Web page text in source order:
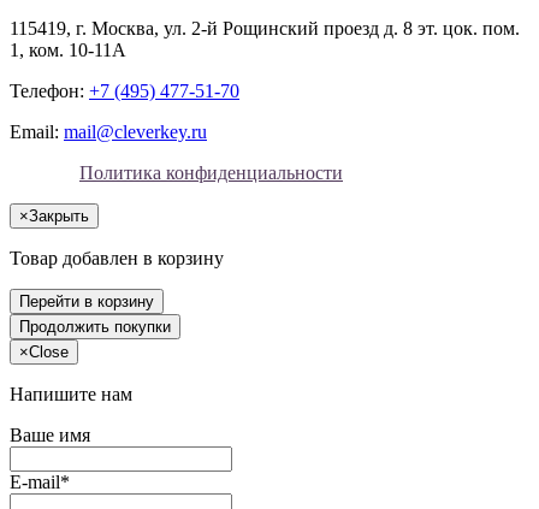
115419, г. Москва, ул. 2-й Рощинский проезд д. 8 эт. цок. пом.
1, ком. 10-11А
Телефон: +7 (495) 477-51-70
Email: mail@cleverkey.ru
Политика конфиденциальности
×Закрыть
Товар добавлен в корзину
Перейти в корзину
Продолжить покупки
×Close
Напишите нам
Ваше имя
E-mail*